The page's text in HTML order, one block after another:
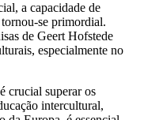
a capacidade de
se primordial.
de Geert Hofstede
especialmente no
crucial superar os
intercultural,